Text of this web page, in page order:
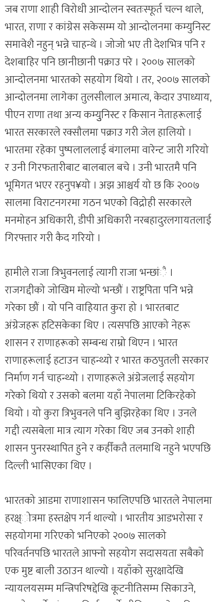
जब राणा शाही विरोधी आन्दोलन स्वतःस्फूर्त चल्न थाले,
भारत, राणा र कांग्रेस सकेसम्म यो आन्दोलनमा कम्युनिस्ट
समावेशै नहुन् भन्ने चाहन्थे । जोजो भए ती देशभित्र पनि र
देशबाहिर पनि छानीछानी पक्राउ परे । २००७ सालको
आन्दोलनमा भारतको सहयोग थियो । तर, २००७ सालको
आन्दोलनमा लागेका तुलसीलाल अमात्य, केदार उपाध्याय,
पीएन राणा तथा अन्य कम्युुनिस्ट र किसान नेताहरूलाई
भारत सरकारले रक्सौलमा पक्राउ गरी जेल हालियो ।
भारतमा रहेका पुष्पलाललाई बंगालमा वारेन्ट जारी गरियो
र उनी गिरफतारीबाट बालबाल बचे । उनी भारतमै पनि
भूमिगत भएर रहनुप¥यो । अझ आश्चर्य यो छ कि २००७
सालमा विराटनगरमा गठन भएको विद्रोही सरकारले
मनमोहन अधिकारी, डीपी अधिकारी नरबहादुरलगायतलाई
गिरफ्तार गरी कैद गरियो ।
हामीले राजा त्रिभुवनलाई त्यागी राजा भन्छांै ।
राजगद्दीको जोखिम मोल्यो भन्छौं । राष्ट्रपिता पनि भन्ने
गरेका छौं । यो पनि वाहियात कुरा हो । भारतबाट
अंग्रेजहरू हटिसकेका थिए । त्यसपछि आएको नेहरू
शासन र राणाहरूको सम्बन्ध राम्रो थिएन । भारत
राणाहरूलाई हटाउन चाहन्थ्यो र भारत कठपुतली सरकार
निर्माण गर्न चाहन्थ्यो । राणाहरूले अंग्रेजलाई सहयोग
गरेको थियो र उसको बलमा यहाँ नेपालमा टिकिरहेको
थियो । यो कुरा त्रिभुवनले पनि बुझिरहेका थिए । उनले
गद्दी त्यसबेला मात्र त्याग गरेका थिए जब उनको शाही
शासन पुनरस्थापित हुने र कहीँकतै तलमाथि नहुने भएपछि
दिल्ली भासिएका थिए ।
भारतको आडमा राणाशासन फालिएपछि भारतले नेपालमा
हरक्ष्ोत्रमा हस्तक्षेप गर्न थाल्यो । भारतीय आडभरोसा र
सहयोगमा गरिएको भनिएको २००७ सालको
परिवर्तनपछि भारतले आफ्नो सहयोग सदासयता सबैको
एक मुष्ट बाली उठाउन थाल्यो । यहाँको सुरक्षादेखि
न्यायलयसम्म मन्त्रिपरिषद्देखि कूटनीतिसम्म सिकाउने,